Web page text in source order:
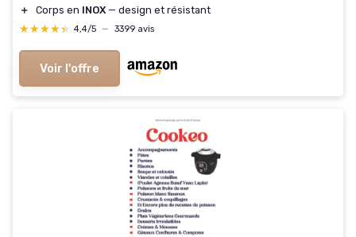
＋
Corps en INOX— design et résistant
★★★★★
★★★★★ 4,4/5 — 3399 avis
Voir l'offre